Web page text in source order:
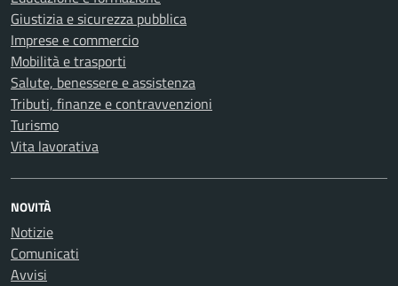
Giustizia e sicurezza pubblica
Imprese e commercio
Mobilità e trasporti
Salute, benessere e assistenza
Tributi, finanze e contravvenzioni
Turismo
Vita lavorativa
NOVITÀ
Notizie
Comunicati
Avvisi